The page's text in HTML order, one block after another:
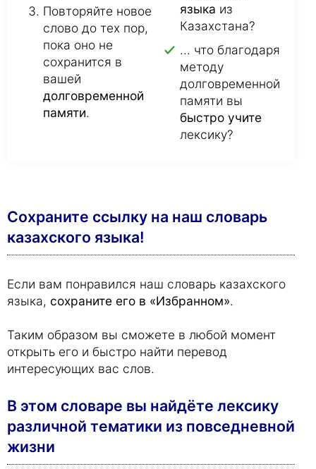
Повторяйте новое
слово до тех пор,
пока оно не
сохранится в
вашей
долговременной
памяти.
языка из
Казахстана?
... что благодаря
методу
долговременной
памяти вы
быстро учите
лексику?
Сохраните ссылку на наш словарь
казахского языка!
Если вам понравился наш словарь казахского
языка, сохраните его в «Избранном».
Таким образом вы сможете в любой момент
открыть его и быстро найти перевод
интересующих вас слов.
В этом словаре вы найдёте лексику
различной тематики из повседневной
жизни